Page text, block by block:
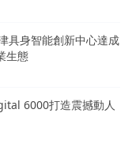
具身智能創新中心達成
生態
6000打造震撼動人